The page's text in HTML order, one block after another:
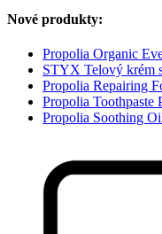
Nové produkty:
Propolia Organic
STYX Telový krém
Propolia Repairing
Propolia
Propolia Soothing